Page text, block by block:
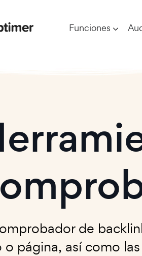
Funciones
de
o página, así como